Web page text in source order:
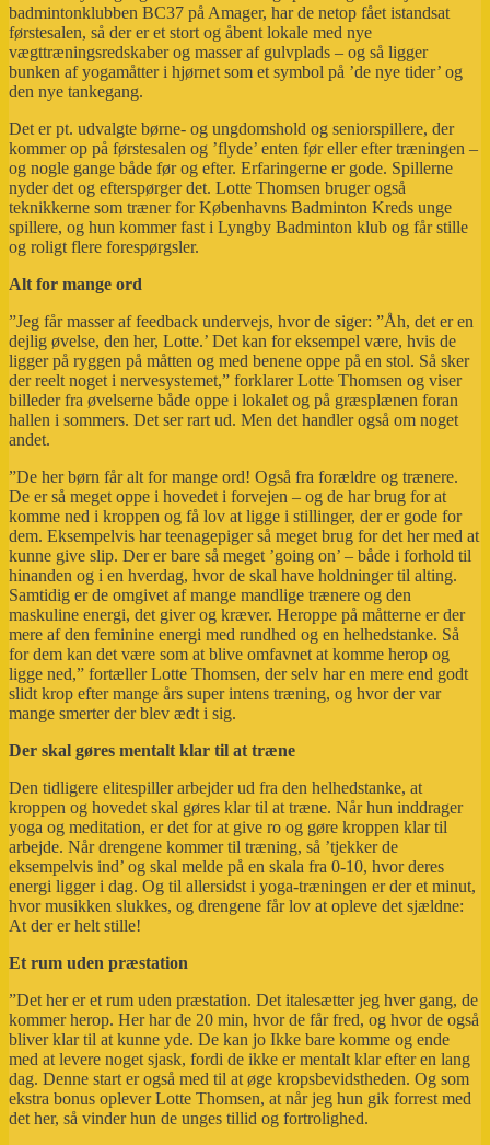
badmintonklubben BC37 på Amager, har de netop fået istandsat
førstesalen, så der er et stort og åbent lokale med nye
vægttræningsredskaber og masser af gulvplads – og så ligger
bunken af yogamåtter i hjørnet som et symbol på ’de nye tider’ og
den nye tankegang.
Det er pt. udvalgte børne- og ungdomshold og seniorspillere, der
kommer op på førstesalen og ’flyde’ enten før eller efter træningen –
og nogle gange både før og efter. Erfaringerne er gode. Spillerne
nyder det og efterspørger det. Lotte Thomsen bruger også
teknikkerne som træner for Københavns Badminton Kreds unge
spillere, og hun kommer fast i Lyngby Badminton klub og får stille
og roligt flere forespørgsler.
Alt for mange ord
”Jeg får masser af feedback undervejs, hvor de siger: ”Åh, det er en
dejlig øvelse, den her, Lotte.’ Det kan for eksempel være, hvis de
ligger på ryggen på måtten og med benene oppe på en stol. Så sker
der reelt noget i nervesystemet,” forklarer Lotte Thomsen og viser
billeder fra øvelserne både oppe i lokalet og på græsplænen foran
hallen i sommers. Det ser rart ud. Men det handler også om noget
andet.
”De her børn får alt for mange ord! Også fra forældre og trænere.
De er så meget oppe i hovedet i forvejen – og de har brug for at
komme ned i kroppen og få lov at ligge i stillinger, der er gode for
dem. Eksempelvis har teenagepiger så meget brug for det her med at
kunne give slip. Der er bare så meget ’going on’ – både i forhold til
hinanden og i en hverdag, hvor de skal have holdninger til alting.
Samtidig er de omgivet af mange mandlige trænere og den
maskuline energi, det giver og kræver. Heroppe på måtterne er der
mere af den feminine energi med rundhed og en helhedstanke. Så
for dem kan det være som at blive omfavnet at komme herop og
ligge ned,” fortæller Lotte Thomsen, der selv har en mere end godt
slidt krop efter mange års super intens træning, og hvor der var
mange smerter der blev ædt i sig.
Der skal gøres mentalt klar til at træne
Den tidligere elitespiller arbejder ud fra den helhedstanke, at
kroppen og hovedet skal gøres klar til at træne. Når hun inddrager
yoga og meditation, er det for at give ro og gøre kroppen klar til
arbejde. Når drengene kommer til træning, så ’tjekker de
eksempelvis ind’ og skal melde på en skala fra 0-10, hvor deres
energi ligger i dag. Og til allersidst i yoga-træningen er der et minut,
hvor musikken slukkes, og drengene får lov at opleve det sjældne:
At der er helt stille!
Et rum uden præstation
”Det her er et rum uden præstation. Det italesætter jeg hver gang, de
kommer herop. Her har de 20 min, hvor de får fred, og hvor de også
bliver klar til at kunne yde. De kan jo Ikke bare komme og ende
med at levere noget sjask, fordi de ikke er mentalt klar efter en lang
dag. Denne start er også med til at øge kropsbevidstheden. Og som
ekstra bonus oplever Lotte Thomsen, at når jeg hun gik forrest med
det her, så vinder hun de unges tillid og fortrolighed.